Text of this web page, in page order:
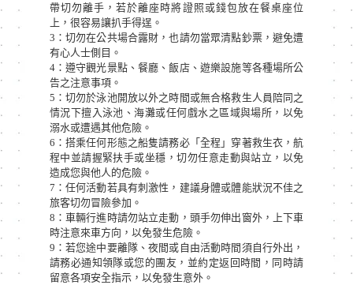
帶切勿離手，若於離座時將證照或錢包放在餐桌座位
上，很容易讓扒手得逞。
3：切勿在公共場合露財，也請勿當眾清點鈔票，避免遭
有心人士側目。
4：遵守觀光景點、餐廳、飯店、遊樂設施等各種場所公
告之注意事項。
5：切勿於泳池開放以外之時間或無合格救生人員陪同之
情況下擅入泳池、海灘或任何戲水之區域與場所，以免
溺水或遭遇其他危險。
6：搭乘任何形態之船隻請務必「全程」穿著救生衣，航
程中並請握緊扶手或坐穩，切勿任意走動與站立，以免
造成您與他人的危險。
7：任何活動若具有刺激性，建議身體或體能狀況不佳之
旅客切勿冒險參加。
8：車輛行進時請勿站立走動，頭手勿伸出窗外，上下車
時注意來車方向，以免發生危險。
9：若您途中要離隊、夜間或自由活動時間須自行外出，
請務必通知領隊或您的團友，並約定返回時間，同時請
留意各項安全指示，以免發生意外。